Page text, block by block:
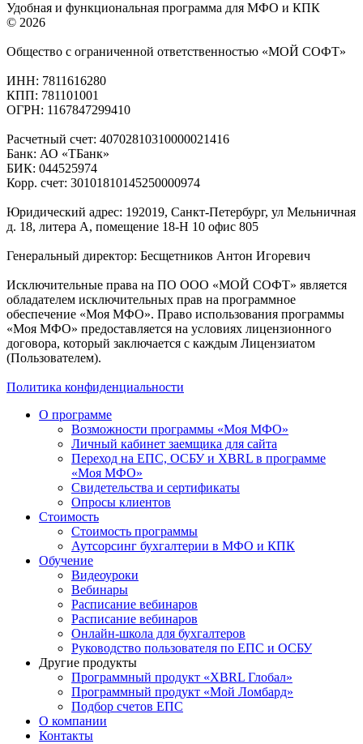
Удобная и функциональная программа для МФО и КПК
© 2026
Общество с ограниченной ответственностью «МОЙ СОФТ»
ИНН: 7811616280
КПП: 781101001
ОГРН: 1167847299410
Расчетный счет: 40702810310000021416
Банк: АО «ТБанк»
БИК: 044525974
Корр. счет: 30101810145250000974
Юридический адрес: 192019, Санкт-Петербург, ул Мельничная
д. 18, литера А, помещение 18-Н 10 офис 805
Генеральный директор: Бесщетников Антон Игоревич
Исключительные права на ПО ООО «МОЙ СОФТ» является
обладателем исключительных прав на программное
обеспечение «Моя МФО». Право использования программы
«Моя МФО» предоставляется на условиях лицензионного
договора, который заключается с каждым Лицензиатом
(Пользователем).
Политика конфиденциальности
О программе
Возможности программы «Моя МФО»
Личный кабинет заемщика для сайта
Переход на ЕПС, ОСБУ и XBRL в программе
«Моя МФО»
Свидетельства и сертификаты
Опросы клиентов
Стоимость
Стоимость программы
Аутсорсинг бухгалтерии в МФО и КПК
Обучение
Видеоуроки
Вебинары
Расписание вебинаров
Расписание вебинаров
Онлайн-школа для бухгалтеров
Руководство пользователя по ЕПС и ОСБУ
Другие продукты
Программный продукт «XBRL Глобал»
Программный продукт «Мой Ломбард»
Подбор счетов ЕПС
О компании
Контакты